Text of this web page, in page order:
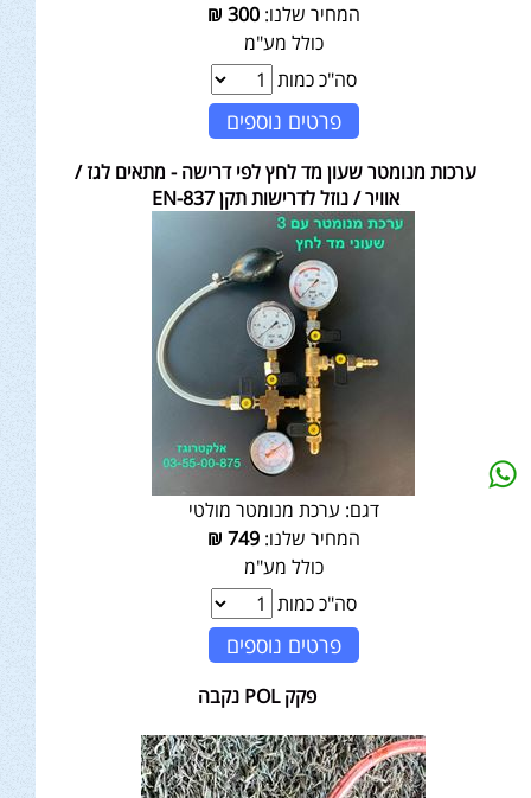
המחיר שלנו:300
₪
כולל מע"מ
סה"כ כמות
פרטים נוספים
ערכות מנומטר שעון מד לחץ לפי דרישה - מתאים לגז /
אוויר / נוזל לדרישות תקן EN-837
דגם: ערכת מנומטר מולטי
המחיר שלנו:749
₪
כולל מע"מ
סה"כ כמות
פרטים נוספים
פקק POL נקבה